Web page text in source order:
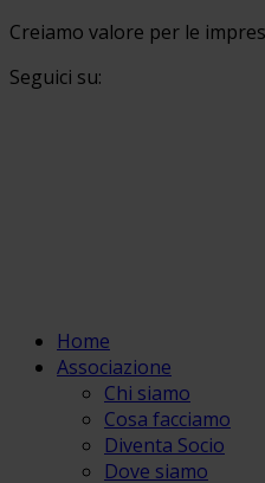
Creiamo valore per le
Seguici su:
Home
Associazione
Chi siamo
Cosa facciamo
Diventa Socio
Dove siamo